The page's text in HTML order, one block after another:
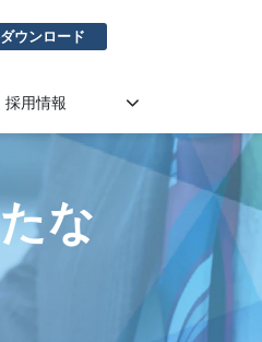
ウンロード
採用情報
な